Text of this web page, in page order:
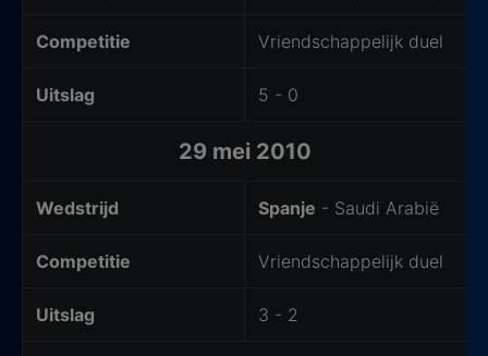
Competitie Vriendschappelijk duel
Uitslag 5 - 0
29 mei 2010
Wedstrijd Spanje - Saudi Arabië
Competitie Vriendschappelijk duel
Uitslag 3 - 2